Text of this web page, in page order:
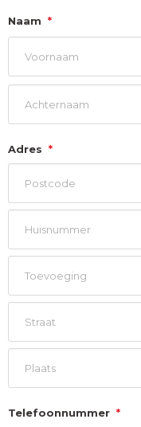
Naam *
Voornaam
Adres *
Postcode
Huisnummer
Toevoeging
Straat
Telefoonnummer *